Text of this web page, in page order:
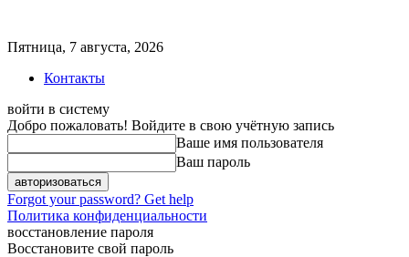
Пятница, 7 августа, 2026
Контакты
войти в систему
Добро пожаловать! Войдите в свою учётную запись
Ваше имя пользователя
Ваш пароль
Forgot your password? Get help
Политика конфиденциальности
восстановление пароля
Восстановите свой пароль